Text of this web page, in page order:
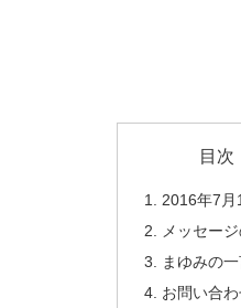
目次
2016年7月
メッセー
まゆみの
お問い合